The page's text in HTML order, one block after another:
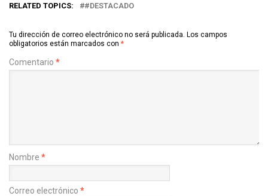
RELATED TOPICS: #DESTACADO
Tu dirección de correo electrónico no será publicada. Los campos
obligatorios están marcados con *
Comentario *
Nombre *
Correo electrónico *